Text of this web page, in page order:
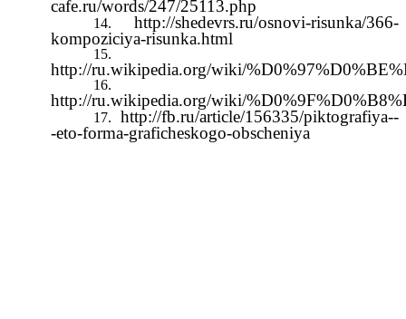
cafe.ru/words/247/25113.php
http://shedevrs.ru/osnovi-risunka/366-
kompoziciya-risunka.html
http://ru.wikipedia.org/wiki/
http://ru.wikipedia.org/wiki/
http://fb.ru/article/156335/piktografiya--
-eto-forma-graficheskogo-obscheniya